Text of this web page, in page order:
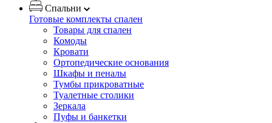
Спальни
Готовые комплекты спален
Товары для спален
Комоды
Кровати
Ортопедические основания
Шкафы и пеналы
Тумбы прикроватные
Туалетные столики
Зеркала
Пуфы и банкетки